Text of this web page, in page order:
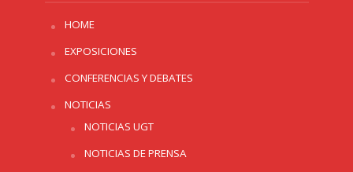
HOME
EXPOSICIONES
CONFERENCIAS Y DEBATES
NOTICIAS
NOTICIAS UGT
NOTICIAS DE PRENSA